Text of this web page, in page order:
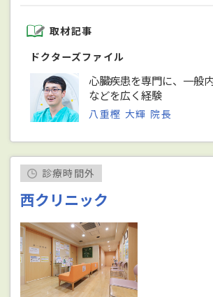
取材記事
ドクターズファイル
心臓疾患を専門に、一般
などを広く経験
八重樫 大輝 院長
診療時間外
西クリニック